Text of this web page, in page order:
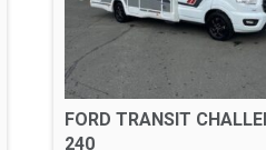
FORD TRANSIT
240